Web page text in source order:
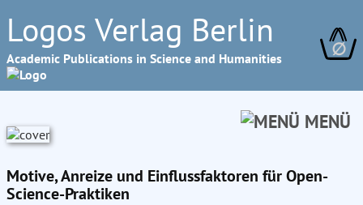
Logos Verlag Berlin
Academic Publications in Science and Humanities ∅
MENÜ
Motive, Anreize und Einflussfaktoren für Open-
Science-Praktiken